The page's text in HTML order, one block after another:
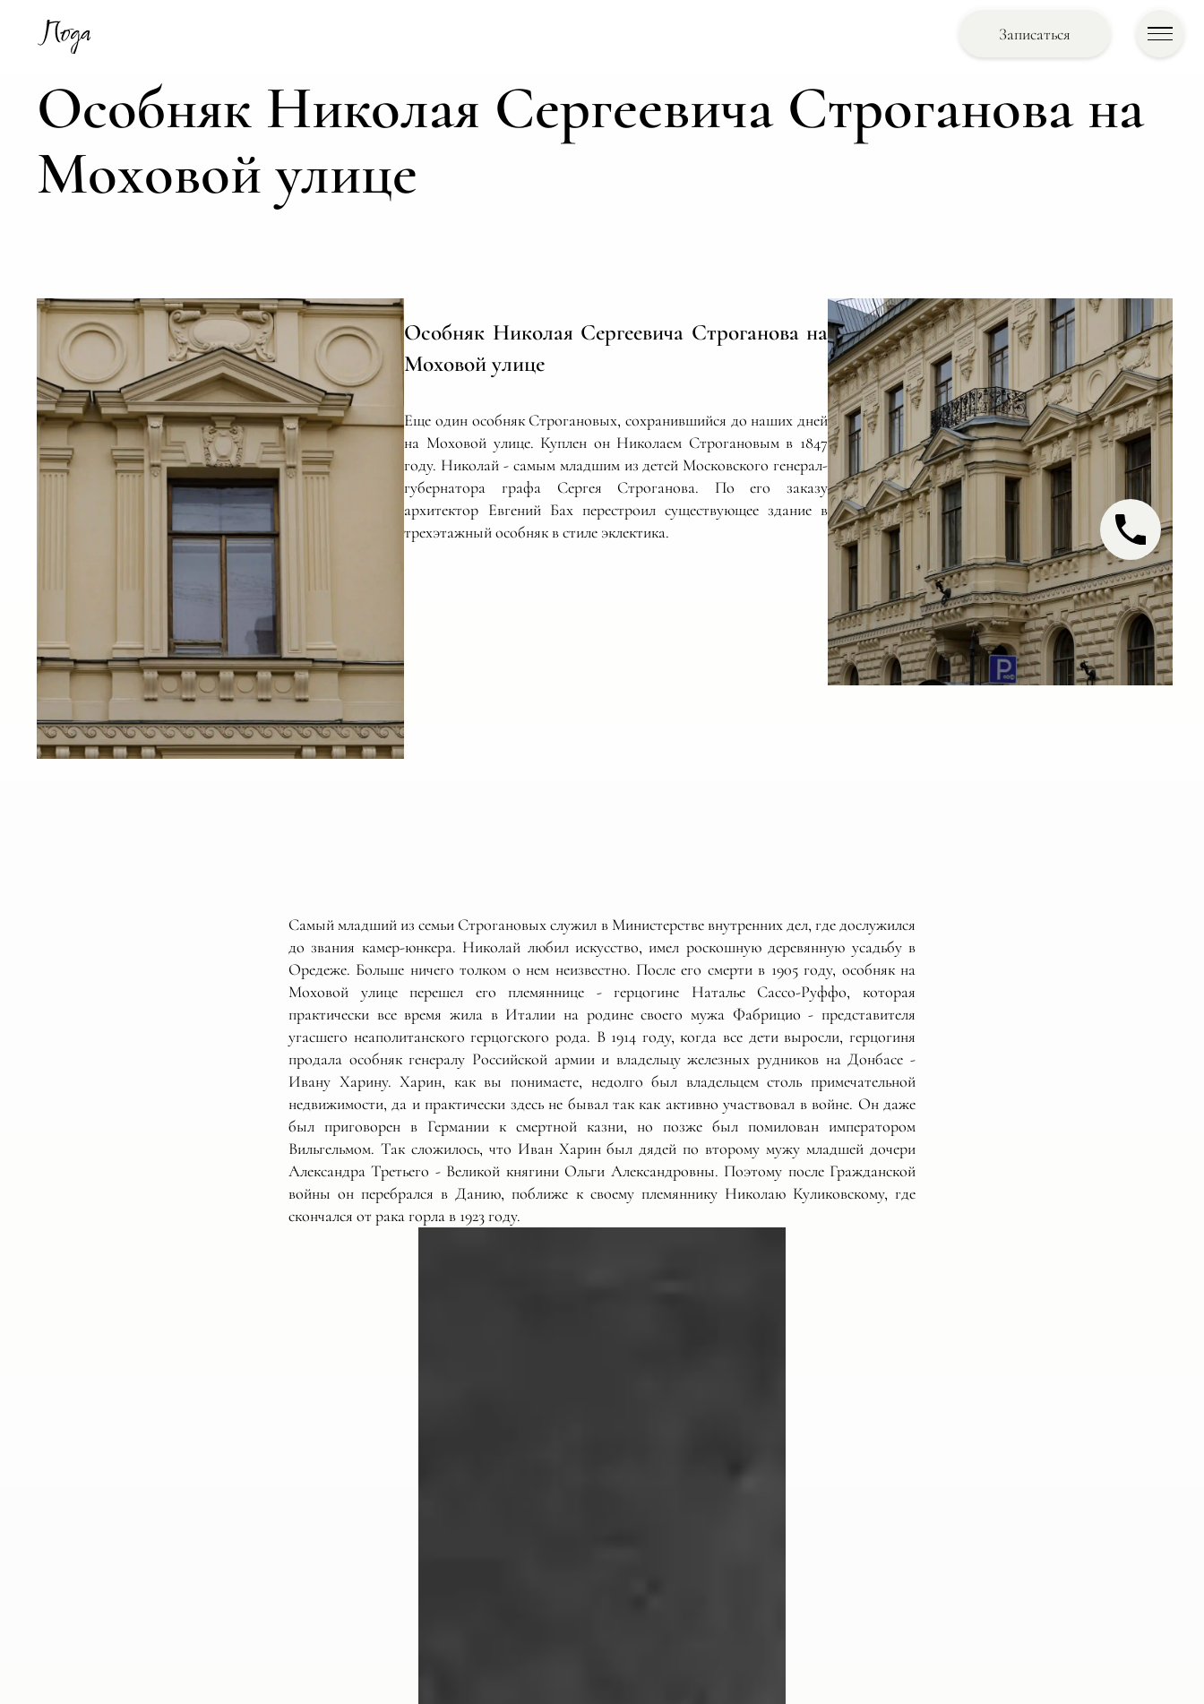
Записаться
Особняк Николая Сергеевича Строганова на
Моховой улице
Особняк Николая Сергеевича Строганова на
Моховой улице
Еще один особняк Строгановых, сохранившийся до наших дней
на Моховой улице. Куплен он Николаем Строгановым в 1847
году. Николай - самым младшим из детей Московского генерал-
губернатора графа Сергея Строганова. По его заказу
архитектор Евгений Бах перестроил существующее здание в
трехэтажный особняк в стиле эклектика.
Самый младший из семьи Строгановых служил в Министерстве внутренних дел, где дослужился
до звания камер-юнкера. Николай любил искусство, имел роскошную деревянную усадьбу в
Оредеже. Больше ничего толком о нем неизвестно. После его смерти в 1905 году, особняк на
Моховой улице перешел его племяннице - герцогине Наталье Сассо-Руффо, которая
практически все время жила в Италии на родине своего мужа Фабрицио - представителя
угасшего неаполитанского герцогского рода. В 1914 году, когда все дети выросли, герцогиня
продала особняк генералу Российской армии и владельцу железных рудников на Донбасе -
Ивану Харину. Харин, как вы понимаете, недолго был владельцем столь примечательной
недвижимости, да и практически здесь не бывал так как активно участвовал в войне. Он даже
был приговорен в Германии к смертной казни, но позже был помилован императором
Вильгельмом. Так сложилось, что Иван Харин был дядей по второму мужу младшей дочери
Александра Третьего - Великой княгини Ольги Александровны. Поэтому после Гражданской
войны он перебрался в Данию, поближе к своему племяннику Николаю Куликовскому, где
скончался от рака горла в 1923 году.